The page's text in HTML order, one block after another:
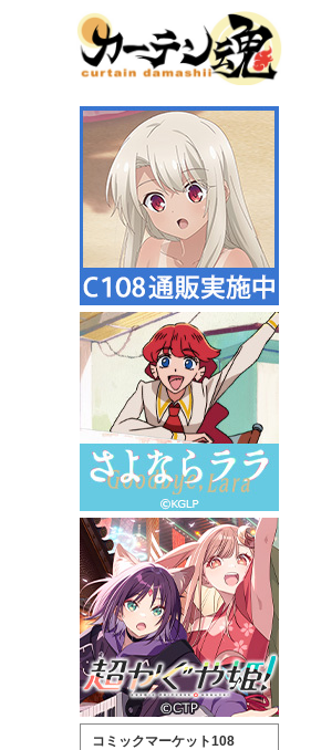
コミックマーケット108